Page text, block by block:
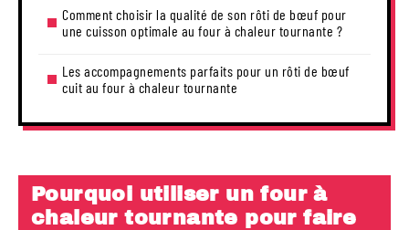
Comment choisir la qualité de son rôti de bœuf pour
une cuisson optimale au four à chaleur tournante ?
Les accompagnements parfaits pour un rôti de bœuf
cuit au four à chaleur tournante
Pourquoi utiliser un four à
chaleur tournante pour faire